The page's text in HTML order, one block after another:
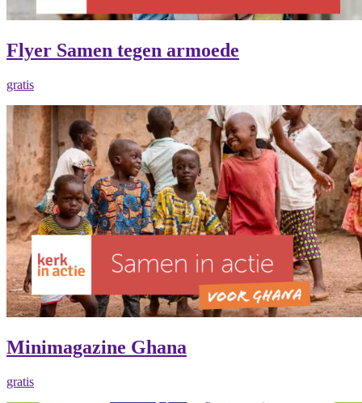
Flyer Samen tegen armoede
gratis
Minimagazine Ghana
gratis